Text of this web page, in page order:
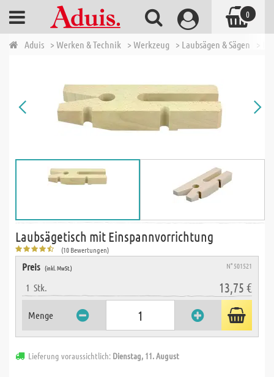
Aduis > Werken & Technik > Werkzeug > Laubsägen & Sägen >
Laubsägetisch mit Einspannvorrichtung
(10 Bewertungen)
Preis (inkl. MwSt.) N° 501521
1 Stk. 13,75 €
Menge
Lieferung voraussichtlich: Dienstag, 11. August
0